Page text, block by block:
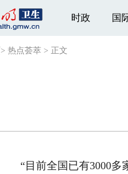
时政 国
> 热点荟萃 > 正文
“目前全国已有3000多家